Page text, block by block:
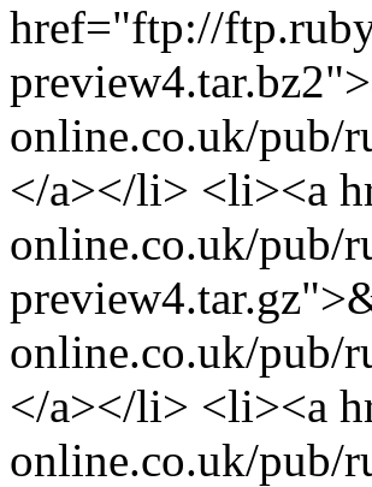
href="ftp://
online.co.uk/pub/
</a></li> <li><a
online.co.uk/pub/
online.co.uk/pub/
</a></li> <li><a
online.co.uk/pub/